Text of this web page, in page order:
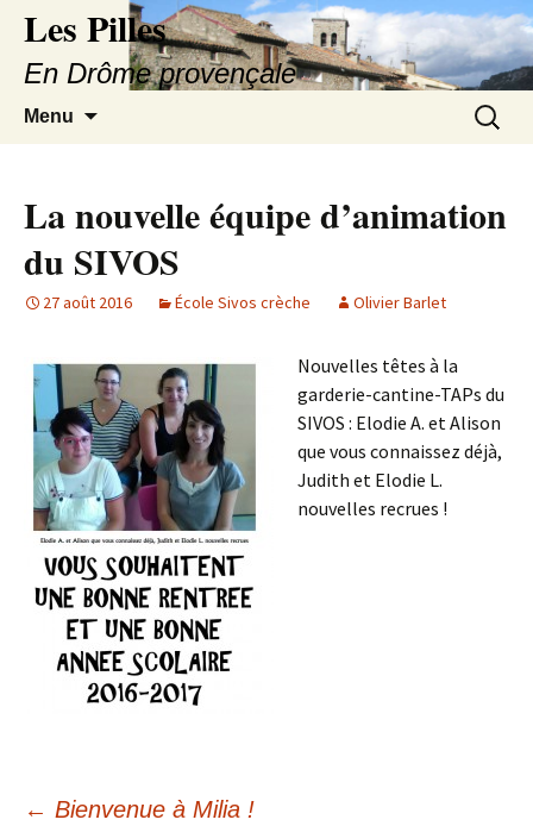
Les Pilles
En Drôme provençale
Menu
La nouvelle équipe d’animation
du SIVOS
27 août 2016 École Sivos crèche Olivier Barlet
Nouvelles têtes à la
garderie-cantine-TAPs du
SIVOS : Elodie A. et Alison
que vous connaissez déjà,
Judith et Elodie L.
nouvelles recrues !
← Bienvenue à Milia !